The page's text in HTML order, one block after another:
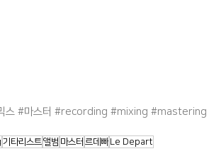
스 #마스터 #recording #mixing #mastering
기타리스트앨범 마스터 르데빠 Le Depart